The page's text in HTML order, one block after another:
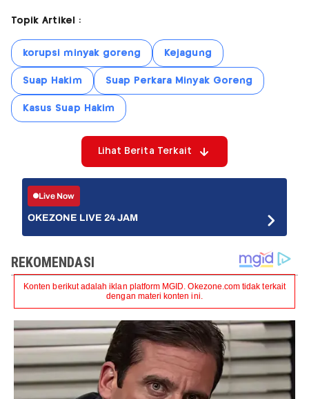
Topik Artikel :
korupsi minyak goreng Kejagung
Suap Hakim Suap Perkara Minyak Goreng
Kasus Suap Hakim
Lihat Berita Terkait
Live Now
OKEZONE LIVE 24 JAM